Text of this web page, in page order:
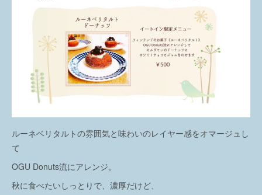
ルーネベリタルトの雰囲気と味わいのレイヤー感をオマージュし
て
OGU Donuts流にアレンジ。
秋に食べたいしっとりで、濃厚だけど、